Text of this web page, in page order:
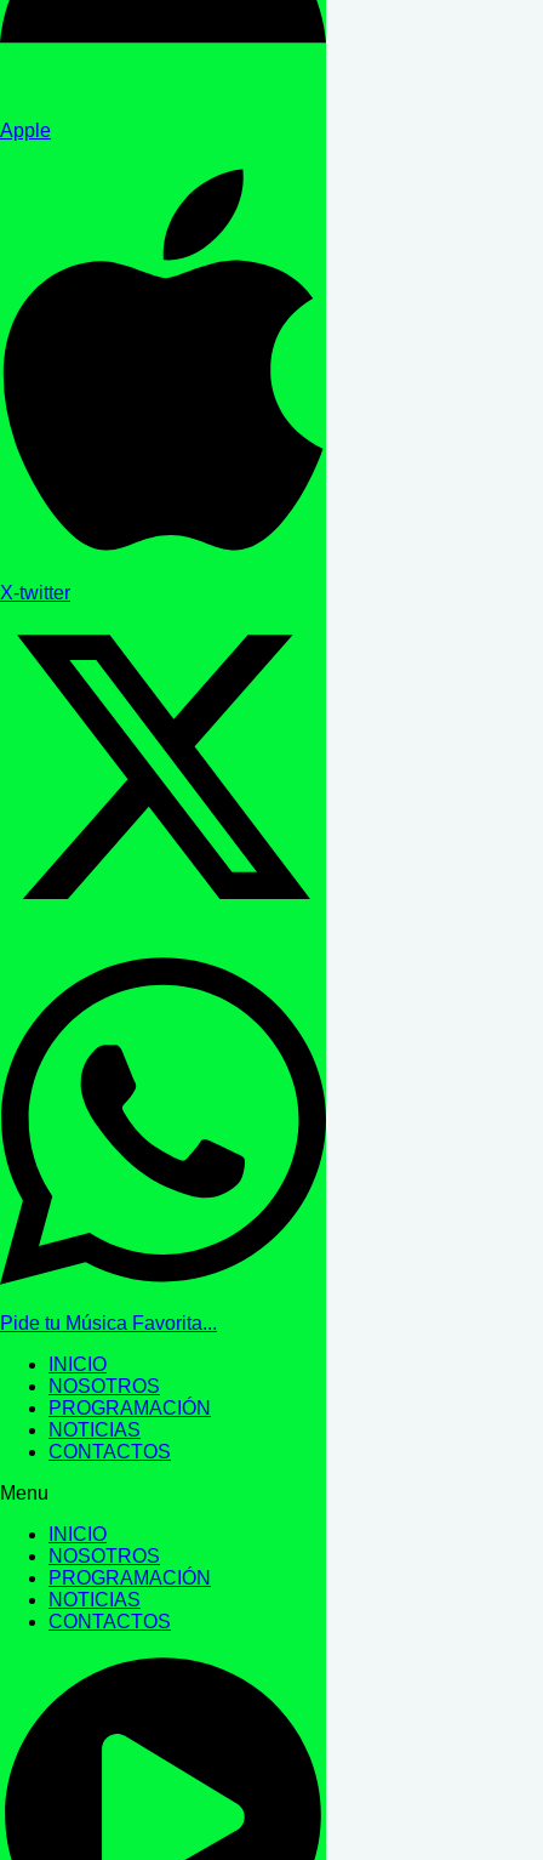
Apple
X-twitter
Pide tu Música Favorita...
INICIO
NOSOTROS
PROGRAMACIÓN
NOTICIAS
CONTACTOS
Menu
INICIO
NOSOTROS
PROGRAMACIÓN
NOTICIAS
CONTACTOS